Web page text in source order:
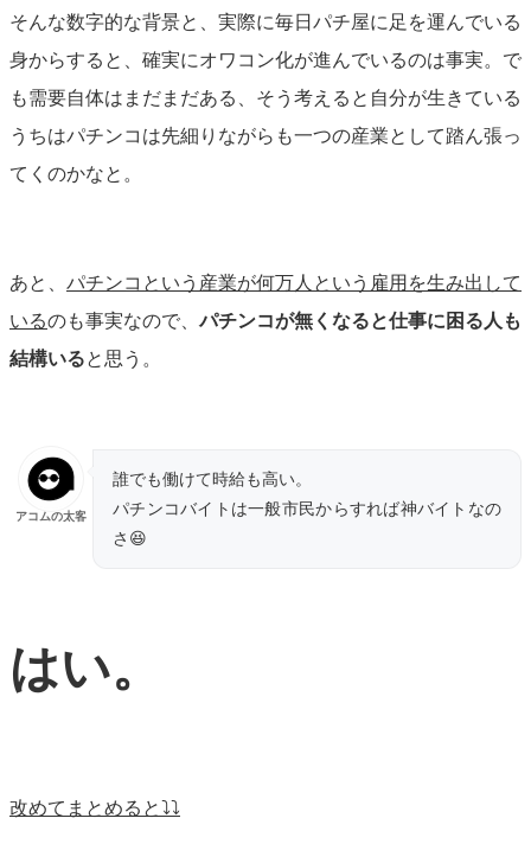
そんな数字的な背景と、実際に毎日パチ屋に足を運んでいる
身からすると、確実にオワコン化が進んでいるのは事実。で
も需要自体はまだまだある、そう考えると自分が生きている
うちはパチンコは先細りながらも一つの産業として踏ん張っ
てくのかなと。
あと、 パチンコという産業が何万人という雇用を生み出して
いるのも事実なので、パチンコが無くなると仕事に困る人も
結構いると思う。
アコムの太客
誰でも働けて時給も高い。
パチンコバイトは一般市民からすれば神バイトなの
さ😆
はい。
改めてまとめると⤵︎⤵︎